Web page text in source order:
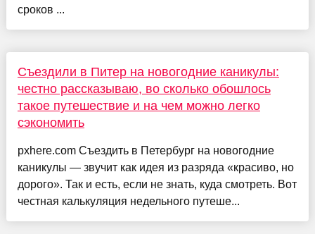
сроков ...
Съездили в Питер на новогодние каникулы:
честно рассказываю, во сколько обошлось
такое путешествие и на чем можно легко
сэкономить
pxhere.com Съездить в Петербург на новогодние
каникулы — звучит как идея из разряда «красиво, но
дорого». Так и есть, если не знать, куда смотреть. Вот
честная калькуляция недельного путеше...